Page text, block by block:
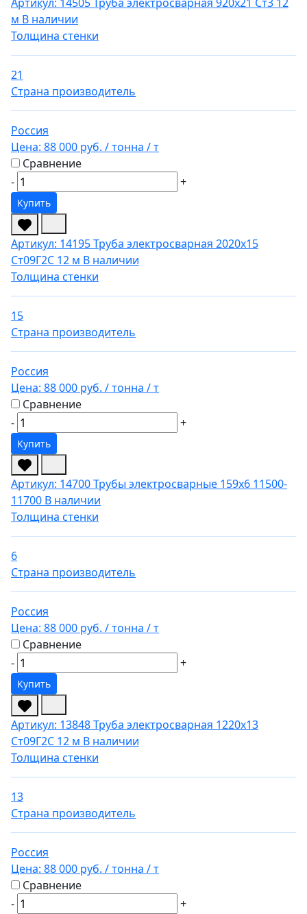
м В наличии
Толщина стенки
21
Страна производитель
Россия
Цена: 88 000 руб. / тонна / т
Сравнение
-
+
Купить
Артикул: 14195Труба электросварная 2020х15
Ст09Г2С 12 м В наличии
Толщина стенки
15
Страна производитель
Россия
Цена: 88 000 руб. / тонна / т
Сравнение
-
+
Купить
Артикул: 14700Трубы электросварные 159х6 11500-
11700 В наличии
Толщина стенки
6
Страна производитель
Россия
Цена: 88 000 руб. / тонна / т
Сравнение
-
+
Купить
Артикул: 13848Труба электросварная 1220х13
Ст09Г2С 12 м В наличии
Толщина стенки
13
Страна производитель
Россия
Цена: 88 000 руб. / тонна / т
Сравнение
-
+